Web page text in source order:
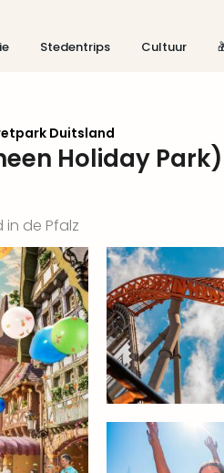
Stedentrips Cultuur
Duitsland
Holiday
de Pfalz